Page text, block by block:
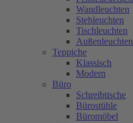
Wandleuchten
Stehleuchten
Tischleuchten
Außenleuchten
Teppiche
Klassisch
Modern
Büro
Schreibtische
Bürostühle
Büromöbel